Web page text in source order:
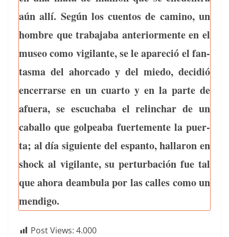
aún allí. Según los cuen­tos de camino, un
hom­bre que tra­ba­ja­ba ante­ri­or­mente en el
museo como vig­i­lante, se le apare­ció el fan­
tas­ma del ahor­ca­do y del miedo, decidió
encer­rarse en un cuar­to y en la parte de
afuera, se escuch­a­ba el relin­char de un
cabal­lo que gol­pea­ba fuerte­mente la puer­
ta; al día sigu­iente del espan­to, hal­laron en
shock al vig­i­lante, su per­tur­bación fue tal
que aho­ra deam­bu­la por las calles como un
mendigo.
Post Views: 4.000